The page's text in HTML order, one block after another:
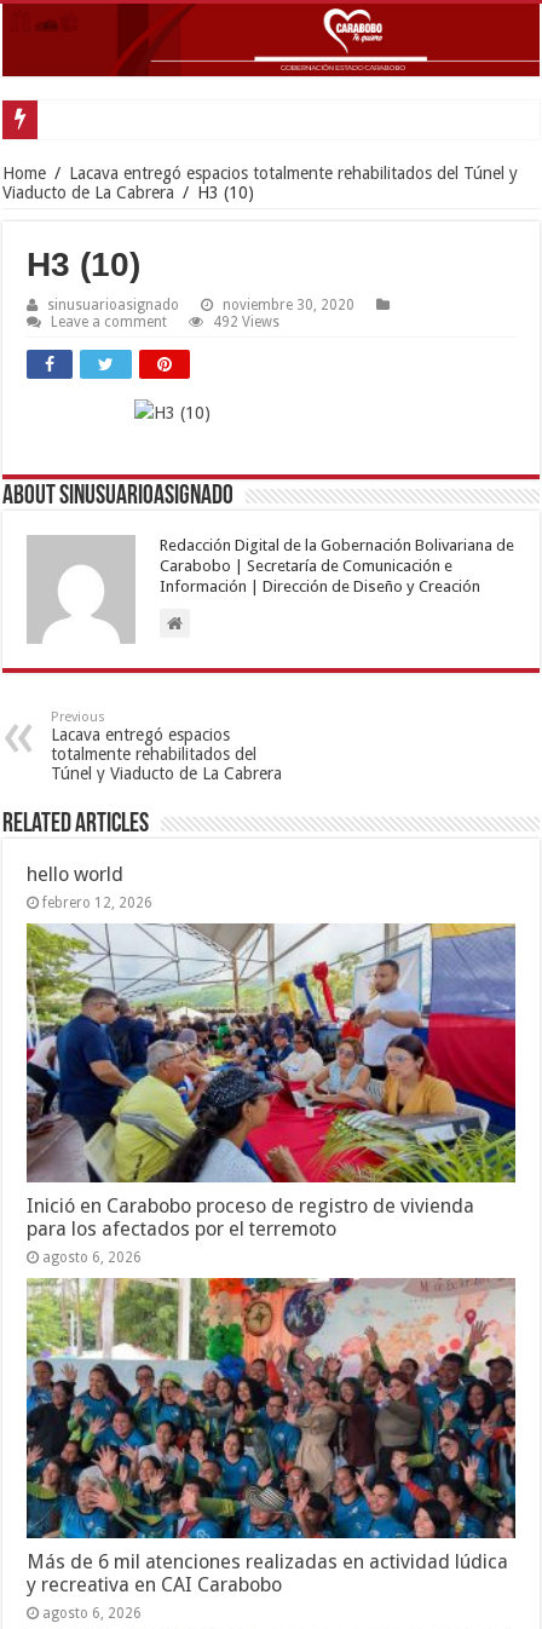
Home / Lacava entregó espacios totalmente rehabilitados del Túnel y
Viaducto de La Cabrera / H3 (10)
H3 (10)
sinusuarioasignado
noviembre 30, 2020
Leave a comment
492 Views
About sinusuarioasignado
Redacción Digital de la Gobernación Bolivariana de
Carabobo | Secretaría de Comunicación e
Información | Dirección de Diseño y Creación
Previous
Lacava entregó espacios
totalmente rehabilitados del
Túnel y Viaducto de La Cabrera
Related Articles
hello world
febrero 12, 2026
Inició en Carabobo proceso de registro de vivienda
para los afectados por el terremoto
agosto 6, 2026
Más de 6 mil atenciones realizadas en actividad lúdica
y recreativa en CAI Carabobo
agosto 6, 2026